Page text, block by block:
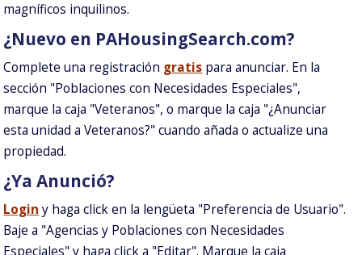
magníficos inquilinos.
¿Nuevo en PAHousingSearch.com?
Complete una registración gratis para anunciar. En la
sección "Poblaciones con Necesidades Especiales",
marque la caja "Veteranos", o marque la caja "¿Anunciar
esta unidad a Veteranos?" cuando añada o actualize una
propiedad.
¿Ya Anunció?
Login y haga click en la lengüeta "Preferencia de Usuario".
Baje a "Agencias y Poblaciones con Necesidades